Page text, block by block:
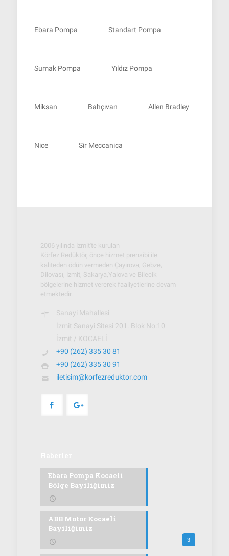
Ebara Pompa Standart Pompa
Sumak Pompa Yıldız Pompa
Miksan Bahçıvan Allen Bradley
Nice Sir Meccanica
2006 yılında İzmit'te kurulan
Körfez Redüktör, önce hizmet prensibi ile
kaliteden ödün vermeden Çayırova, Gebze,
Dilovası, İzmit, Sakarya,Yalova ve Bilecik
bölgelerine hizmet vererek faaliyetlerine devam
etmektedir.
Sanayi Mahallesi
İzmit Sanayi Sitesi 201. Blok No:10
İzmit / KOCAELİ
+90 (262) 335 30 81
+90 (262) 335 30 91
iletisim@korfezreduktor.com
Ebara Pompa Kocaeli
Bölge Bayiliğimiz
3
ABB Motor Kocaeli
Bayiliğimiz